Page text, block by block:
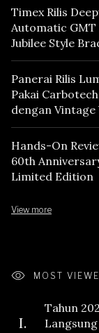
Timex Rilis
Automatic GMT
Jubilee Style
Panerai Rilis
Pakai
dengan Vintage
Hands-On
60th
Limited Edition
View more
MOST
I.
Tahun
Langsung